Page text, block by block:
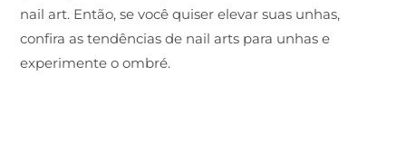
nail art. Então, se você quiser elevar suas unhas,
confira as tendências de nail arts para unhas e
experimente o ombré.